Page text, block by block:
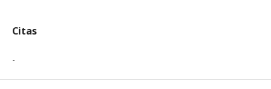
Citas
-